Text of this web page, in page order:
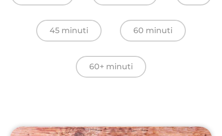
45 minuti 60 minuti
60+ minuti